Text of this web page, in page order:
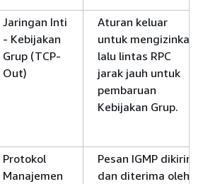
Jaringan Inti
- Kebijakan
Grup (TCP-
Out)
Aturan keluar
untuk mengizinkan
lalu lintas RPC
jarak jauh untuk
pembaruan
Kebijakan Grup.
Protokol
Manajemen
Pesan IGMP dikirim
dan diterima oleh